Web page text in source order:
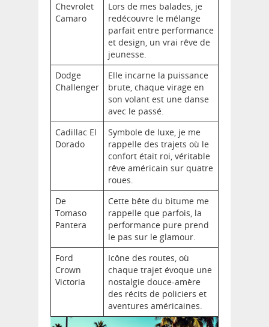
Chevrolet
Camaro
Lors de mes balades, je
redécouvre le mélange
parfait entre performance
et design, un vrai rêve de
jeunesse.
Dodge
Challenger
Elle incarne la puissance
brute, chaque virage en
son volant est une danse
avec le passé.
Cadillac El
Dorado
Symbole de luxe, je me
rappelle des trajets où le
confort était roi, véritable
rêve américain sur quatre
roues.
De
Tomaso
Pantera
Cette bête du bitume me
rappelle que parfois, la
performance pure prend
le pas sur le glamour.
Ford
Crown
Victoria
Icône des routes, où
chaque trajet évoque une
nostalgie douce-amère
des récits de policiers et
aventures américaines.